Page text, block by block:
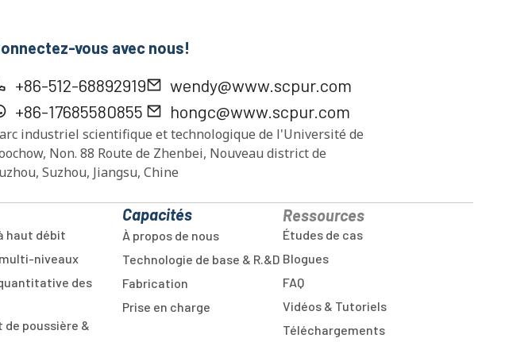
vous avec nous!
+86-512-68892919
+86-17685580855
wendy@www.scpur.com
hongc@www.scpur.com
industriel scientifique et technologique de l'Université de
Non. 88 Route de Zhenbei, Nouveau district de
Suzhou, Jiangsu, Chine
haut débit
niveaux
des
de poussière &
Capacités
À propos de nous
Technologie de base & R.&D
Fabrication
Prise en charge
Ressources
Études de cas
Blogues
FAQ
Vidéos & Tutoriels
Téléchargements